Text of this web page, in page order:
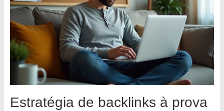
Estratégia de backlinks à prova